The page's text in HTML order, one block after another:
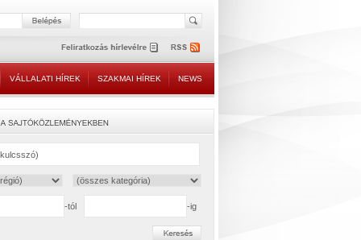
VÁLLALATI HÍREK SZAKMAI HÍREK NEWS
-tól -ig